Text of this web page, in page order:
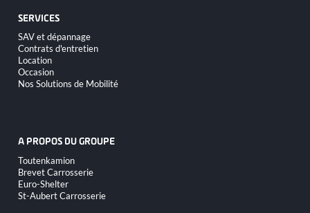
SERVICES
Aller
au
contenu
SAV et dépannage
Contrats d'entretien
Location
Occasion
Nos Solutions de Mobilité
A PROPOS DU GROUPE
Aller
au
contenu
Toutenkamion
Brevet Carrosserie
Euro-Shelter
St-Aubert Carrosserie